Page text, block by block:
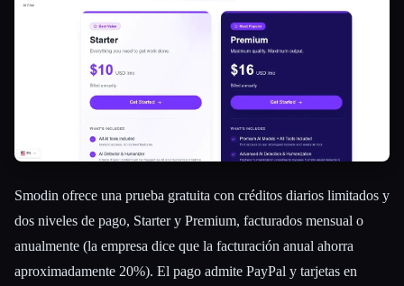
Smodin ofrece una prueba gratuita con créditos diarios limitados y
dos niveles de pago, Starter y Premium, facturados mensual o
anualmente (la empresa dice que la facturación anual ahorra
aproximadamente 20%). El pago admite PayPal y tarjetas en